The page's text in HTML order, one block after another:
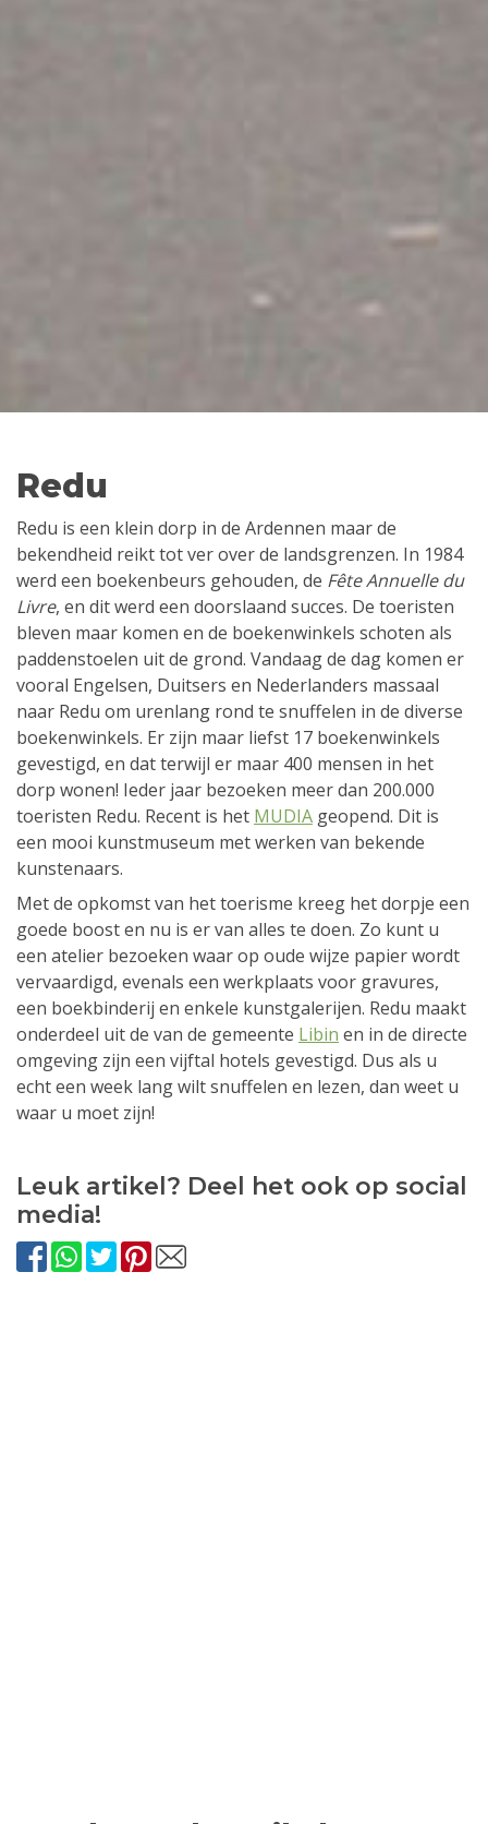
Redu
Redu is een klein dorp in de Ardennen maar de
bekendheid reikt tot ver over de landsgrenzen. In 1984
werd een boekenbeurs gehouden, de Fête Annuelle du
Livre, en dit werd een doorslaand succes. De toeristen
bleven maar komen en de boekenwinkels schoten als
paddenstoelen uit de grond. Vandaag de dag komen er
vooral Engelsen, Duitsers en Nederlanders massaal
naar Redu om urenlang rond te snuffelen in de diverse
boekenwinkels. Er zijn maar liefst 17 boekenwinkels
gevestigd, en dat terwijl er maar 400 mensen in het
dorp wonen! Ieder jaar bezoeken meer dan 200.000
toeristen Redu. Recent is het MUDIA geopend. Dit is
een mooi kunstmuseum met werken van bekende
kunstenaars.
Met de opkomst van het toerisme kreeg het dorpje een
goede boost en nu is er van alles te doen. Zo kunt u
een atelier bezoeken waar op oude wijze papier wordt
vervaardigd, evenals een werkplaats voor gravures,
een boekbinderij en enkele kunstgalerijen. Redu maakt
onderdeel uit de van de gemeente Libin en in de directe
omgeving zijn een vijftal hotels gevestigd. Dus als u
echt een week lang wilt snuffelen en lezen, dan weet u
waar u moet zijn!
Leuk artikel? Deel het ook op social
media!